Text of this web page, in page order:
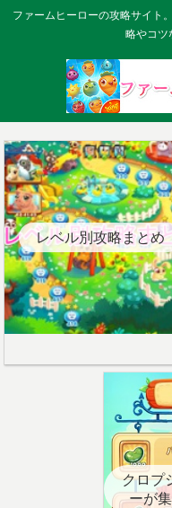
ファームヒーローの攻略サイト
略やコツ
レベル別攻略まとめ
クロプ
ーが